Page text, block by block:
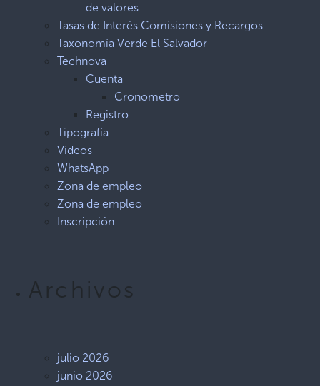
de valores
Tasas de Interés Comisiones y Recargos
Taxonomía Verde El Salvador
Technova
Cuenta
Cronometro
Registro
Tipografía
Videos
WhatsApp
Zona de empleo
Zona de empleo
Inscripción
Archivos
julio 2026
junio 2026